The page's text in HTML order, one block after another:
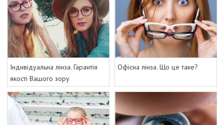
Індивідуальна лінза. Гарантія
якості Вашого зору
Офісна лінза. Що це таке?